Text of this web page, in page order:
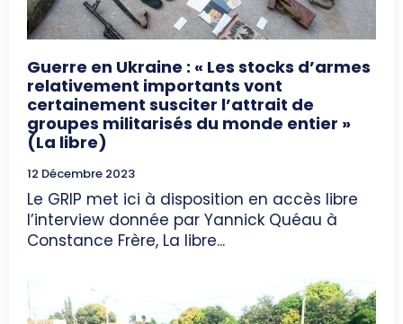
Guerre en Ukraine : « Les stocks d’armes
relativement importants vont
certainement susciter l’attrait de
groupes militarisés du monde entier »
(La libre)
12 Décembre 2023
Le GRIP met ici à disposition en accès libre
l’interview donnée par Yannick Quéau à
Constance Frère, La libre...